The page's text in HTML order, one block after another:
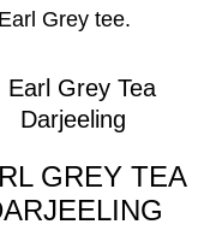
Grey tee.
GREY TEA